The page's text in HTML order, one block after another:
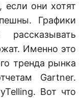
если они хотят
Графики
Именно это
тренда рынка
Gartner.
Вот что